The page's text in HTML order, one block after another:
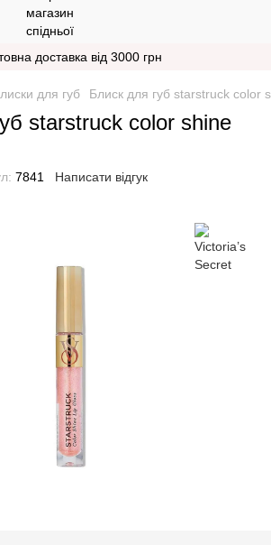
доставка від 3000 грн
для губ Блиск для губ starstruck color
starstruck color shine
7841 Написати відгук